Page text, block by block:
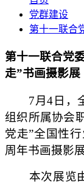
党群建设
第十一联合
第十一联合党
走”书画摄影展
7月4日，全
组织所属协会
党走”全国性
周年书画摄影展
本次展览由